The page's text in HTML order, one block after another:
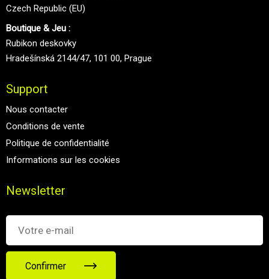
Czech Republic (EU)
Boutique & Jeu :
Rubikon deskovky
Hradešínská 2144/47, 101 00, Prague
Support
Nous contacter
Conditions de vente
Politique de confidentialité
Informations sur les cookies
Newsletter
Confirmer